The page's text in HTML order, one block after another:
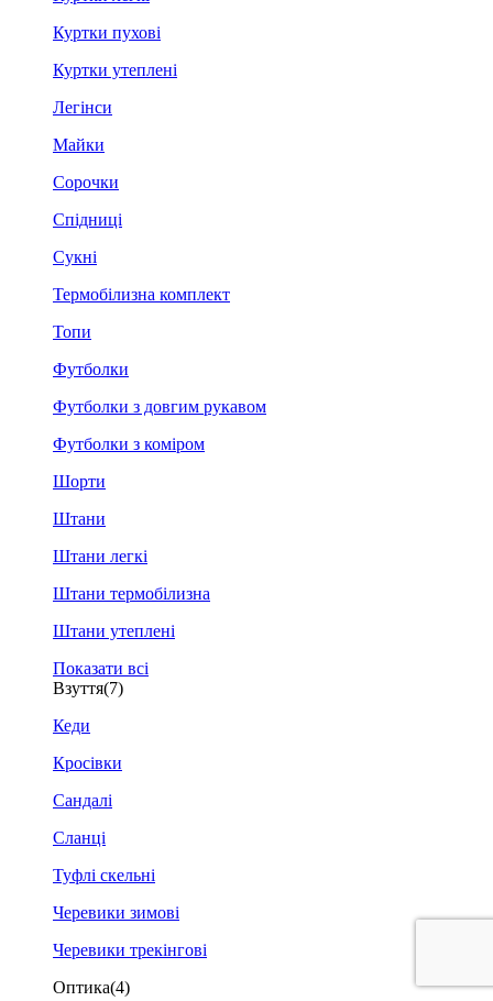
Куртки пухові
Куртки утеплені
Легінси
Майки
Сорочки
Спідниці
Сукні
Термобілизна комплект
Топи
Футболки
Футболки з довгим рукавом
Футболки з коміром
Шорти
Штани
Штани легкі
Штани термобілизна
Штани утеплені
Показати всі
Взуття(7)
Кеди
Кросівки
Сандалі
Сланці
Туфлі скельні
Черевики зимові
Черевики трекінгові
Оптика(4)